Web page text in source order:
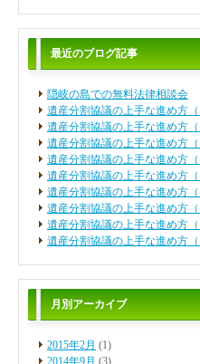
最近のブログ記事
隠岐の島での無料法律相談会
遺産分割協議の上手な進め方（
遺産分割協議の上手な進め方
遺産分割協議の上手な進め方（
遺産分割協議の上手な進め方（
遺産分割協議の上手な進め方（
遺産分割協議の上手な進め方（
遺産分割協議の上手な進め方（
遺産分割協議の上手な進め方（
遺産分割協議の上手な進め方（
月別アーカイブ
2015年2月 (1)
2014年9月 (3)